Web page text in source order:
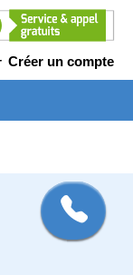
Créer un compte